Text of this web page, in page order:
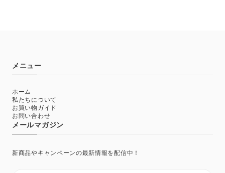
メニュー
ホーム
私たちについて
お買い物ガイド
お問い合わせ
メールマガジン
新商品やキャンペーンの最新情報を配信中！